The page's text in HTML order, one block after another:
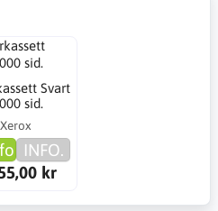
Svart
sid.
Xerox
INFO.
kr